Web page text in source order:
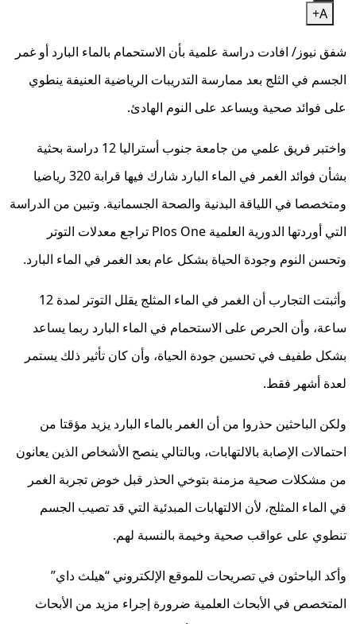
A+
شفق نيوز/ افادت دراسة علمية بأن الاستحمام بالماء البارد أو غمر
الجسم في الثلج بعد ممارسة التدريبات الرياضية العنيفة ينطوي
على فوائد صحية ويساعد على النوم الهادئ.
واختبر فريق علمي من جامعة جنوب أستراليا 12 دراسة بحثية
بشأن فوائد الغمر في الماء البارد شارك فيها قرابة 320 رياضيا
ومتخصصا في اللياقة البدنية والصحة الجسمانية. وتبين من الدراسة
التي أوردتها الدورية العلمية Plos One تراجع معدلات التوتر
وتحسن النوم وجودة الحياة بشكل عام بعد الغمر في الماء البارد.
وأثبتت التجارب أن الغمر في الماء المثلج يقلل التوتر لمدة 12
ساعة، وأن الحرص على الاستحمام في الماء البارد ربما يساعد
بشكل طفيف في تحسين جودة الحياة، وأن كان تأثير ذلك يستمر
لعدة أشهر فقط.
ولكن الباحثين حذروا من أن الغمر بالماء البارد يزيد مؤقتا من
احتمالات الإصابة بالالتهابات، وبالتالي ينصح الأشخاص الذين يعانون
من مشكلات صحية مزمنة بتوخي الحذر قبل خوض تجربة الغمر
في الماء المثلج، لأن الالتهابات المبدئية التي قد تصيب الجسم
تنطوي على عواقب صحية وخيمة بالنسبة لهم.
وأكد الباحثون في تصريحات للموقع الإلكتروني “هيلث داي”
المتخصص في الأبحاث العلمية ضرورة إجراء مزيد من الأبحاث